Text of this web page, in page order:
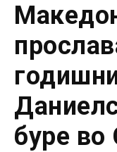
буре во